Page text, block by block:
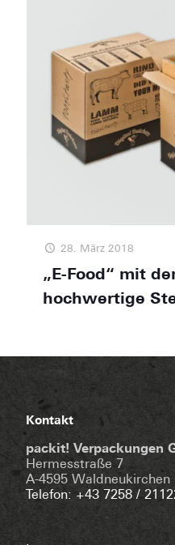
28. März 2018
„E-Food“ mit
hochwertige
Kontakt
packit! Verpackungen
Hermesstraße 7
A-4595 Waldneukirchen
Telefon: +43 7258 /